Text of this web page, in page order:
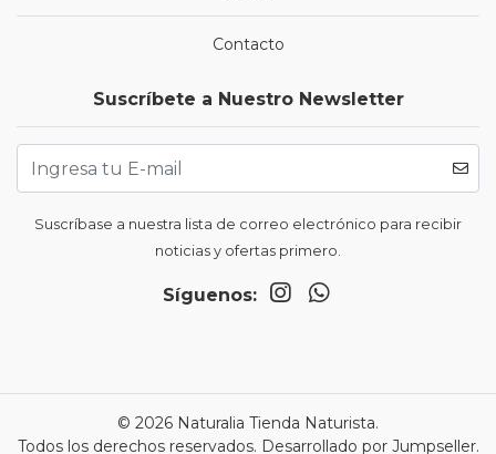
Contacto
Suscríbete a Nuestro Newsletter
Suscríbase a nuestra lista de correo electrónico para recibir
noticias y ofertas primero.
Síguenos:
© 2026 Naturalia Tienda Naturista.
Todos los derechos reservados. Desarrollado por Jumpseller.